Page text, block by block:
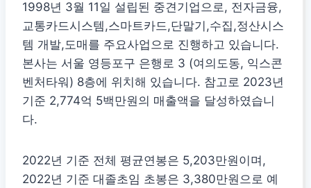
1998년 3월 11일 설립된 중견기업으로, 전자금융,
교통카드시스템,스마트카드,단말기,수집,정산시스
템 개발,도매를 주요사업으로 진행하고 있습니다.
본사는 서울 영등포구 은행로 3 (여의도동, 익스콘
벤처타워) 8층에 위치해 있습니다. 참고로 2023년
기준 2,774억 5백만원의 매출액을 달성하였습니
다.
2022년 기준 전체 평균연봉은 5,203만원이며,
2022년 기준 대졸초임 초봉은 3,380만원으로 예